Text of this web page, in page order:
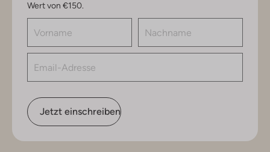
Wert von €150.
Jetzt einschreiben